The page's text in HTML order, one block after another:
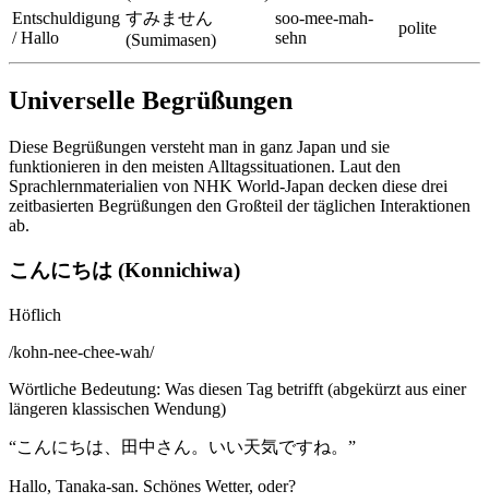
Entschuldigung
/ Hallo
すみません
(Sumimasen)
soo-mee-mah-
sehn
polite
Universelle Begrüßungen
Diese Begrüßungen versteht man in ganz Japan und sie
funktionieren in den meisten Alltagssituationen. Laut den
Sprachlernmaterialien von NHK World-Japan decken diese drei
zeitbasierten Begrüßungen den Großteil der täglichen Interaktionen
ab.
こんにちは (Konnichiwa)
Höflich
/kohn-nee-chee-wah/
Wörtliche Bedeutung: Was diesen Tag betrifft (abgekürzt aus einer
längeren klassischen Wendung)
“こんにちは、田中さん。いい天気ですね。 ”
Hallo, Tanaka-san. Schönes Wetter, oder?